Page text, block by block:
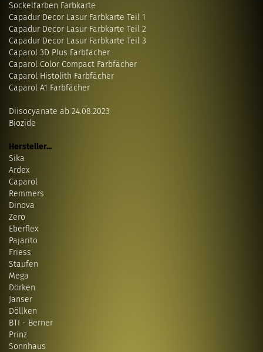
Sockelfarben Farbkarte
Capadur Decor Lasur Farbkarte Teil 1
Capadur Decor Lasur Farbkarte Teil 2
Capadur Decor Lasur Farbkarte Teil 3
Caparol 3D Plus Farbfächer
Caparol Color Compact Farbfächer
Caparol Histolith Farbfächer
Caparol A1 Farbfächer
Diisocyanate ab 24.08.2023
Biozide
Hersteller...
Sika
Ardex
Caparol
Remmers
Dinova
Zero
Eberflex
Pajarito
Friess
Staufen
Mega
Dörken
Janser
Döllken
BTI - Berner
Prinz
Sonnhaus